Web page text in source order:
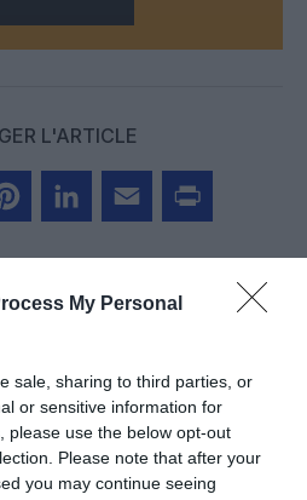
My Personal
sale, sharing to third parties, or
or sensitive information for
please use the below opt-out
Please note that after your
you may continue seeing
L'ARTICLE
UN COMMENTAIRE